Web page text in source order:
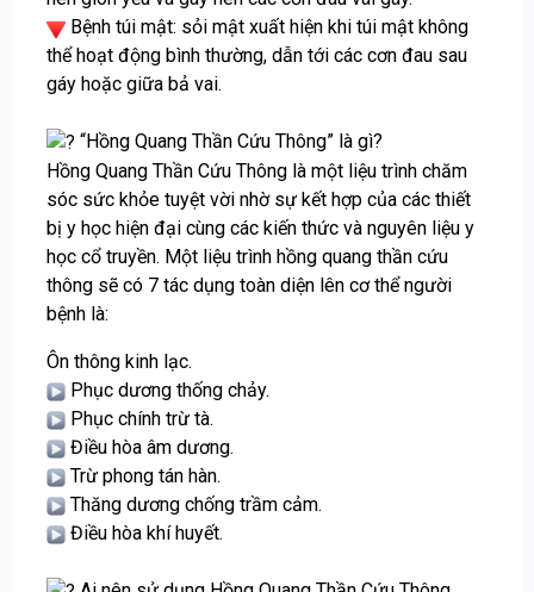
Bệnh túi mật: sỏi mật xuất hiện khi túi mật không
thể hoạt động bình thường, dẫn tới các cơn đau sau
gáy hoặc giữa bả vai.
“Hồng Quang Thần Cứu Thông” là gì?
Hồng Quang Thần Cứu Thông là một liệu trình chăm
sóc sức khỏe tuyệt vời nhờ sự kết hợp của các thiết
bị y học hiện đại cùng các kiến thức và nguyên liệu y
học cổ truyền. Một liệu trình hồng quang thần cứu
thông sẽ có 7 tác dụng toàn diện lên cơ thể người
bệnh là:
Ôn thông kinh lạc.
Phục dương thống chảy.
Phục chính trừ tà.
Điều hòa âm dương.
Trừ phong tán hàn.
Thăng dương chống trầm cảm.
Điều hòa khí huyết.